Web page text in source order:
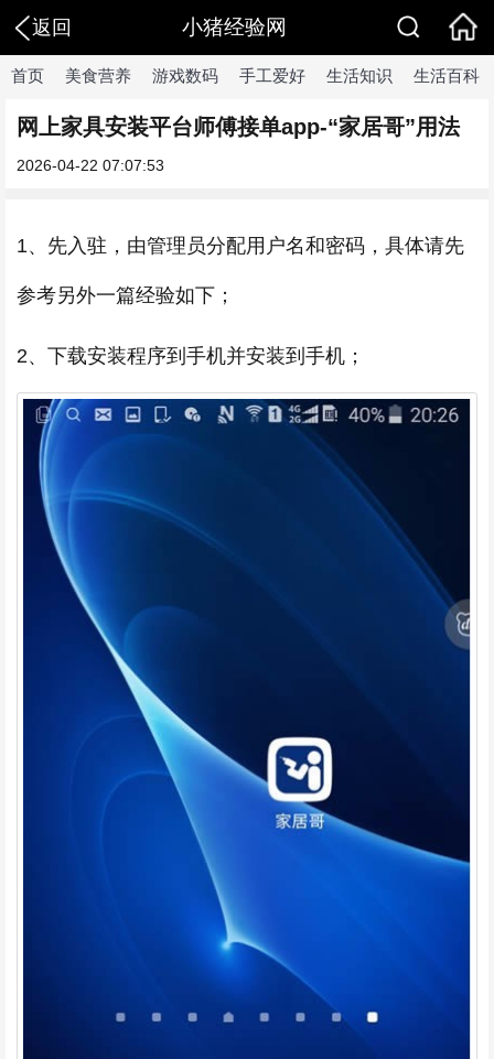
返回 小猪经验网
首页 美食营养 游戏数码 手工爱好 生活知识 生活百科
网上家具安装平台师傅接单app-“家居哥”用法
2026-04-22 07:07:53
1、先入驻，由管理员分配用户名和密码，具体请先
参考另外一篇经验如下；
2、下载安装程序到手机并安装到手机；